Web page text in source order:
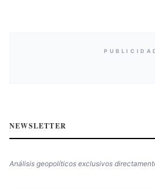
NEWSLETTER
Análisis geopolíticos exclusivos